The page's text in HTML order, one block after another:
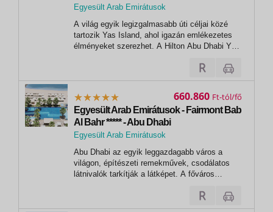
Egyesült Arab Emirátusok
A világ egyik legizgalmasabb úti céljai közé
tartozik Yas Island, ahol igazán emlékezetes
élményeket szerezhet. A Hilton Abu Dhabi Yas
szállodai szolgáltatás mellett arra is, hogy a
vendégek kipróbálhassák a Yas Island
Egyesült Arab Emirátusok - Fairmont Bab
Al Bahr ***** - Abu Dhabi
Egyesült Arab Emirátusok
Abu Dhabi
Abu Dhabi az egyik leggazdagabb város a
világon, építészeti remekművek, csodálatos
látnivalók tarkítják a látképet. A főváros
Hotel, egy tengerparti, ötcsillagos szálloda Abu
Dhabi városában, a Sheikh Zayed Grand
660.860 Ft